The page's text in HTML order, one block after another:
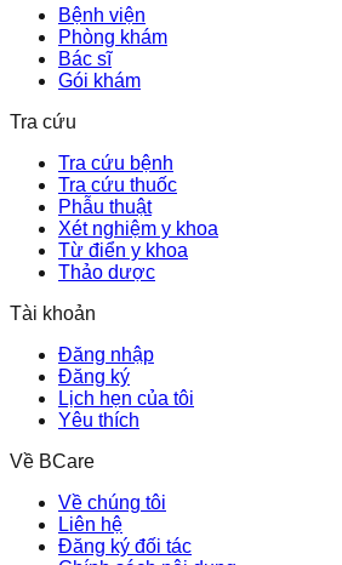
Bệnh viện
Phòng khám
Bác sĩ
Gói khám
Tra cứu
Tra cứu bệnh
Tra cứu thuốc
Phẫu thuật
Xét nghiệm y khoa
Từ điển y khoa
Thảo dược
Tài khoản
Đăng nhập
Đăng ký
Lịch hẹn của tôi
Yêu thích
Về BCare
Về chúng tôi
Liên hệ
Đăng ký đối tác